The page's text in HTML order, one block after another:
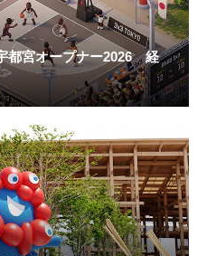
都宮オープナー2026 経